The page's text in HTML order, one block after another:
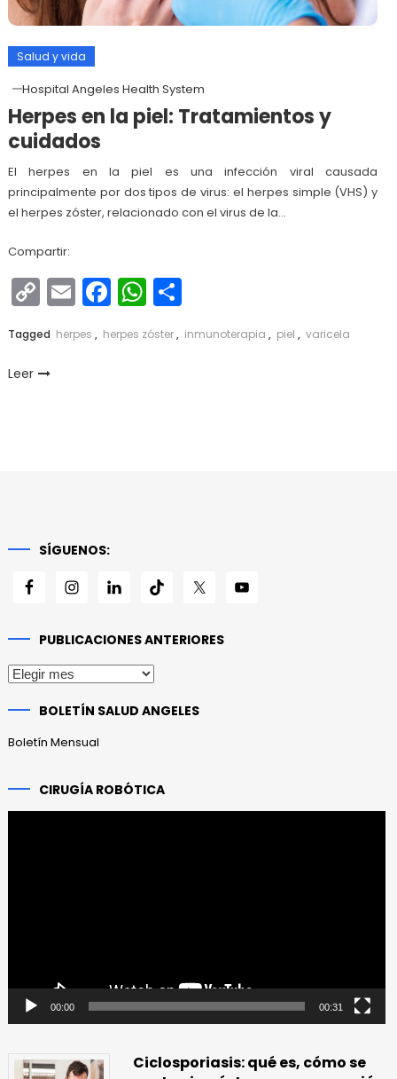
Salud y vida
Hospital Angeles Health System
Herpes en la piel: Tratamientos y
cuidados
El herpes en la piel es una infección viral causada
principalmente por dos tipos de virus: el herpes simple (VHS) y
el herpes zóster, relacionado con el virus de la…
Compartir:
Copy
Link
EmailFacebook
WhatsApp
Compartir
Tagged herpes , herpes zóster, inmunoterapia , piel , varicela
Leer
SÍGUENOS:
PUBLICACIONES ANTERIORES
Publicaciones
BOLETÍN SALUD ANGELES
Boletín Mensual
CIRUGÍA ROBÓTICA
00:00 00:31
Ciclosporiasis: qué es, cómo se